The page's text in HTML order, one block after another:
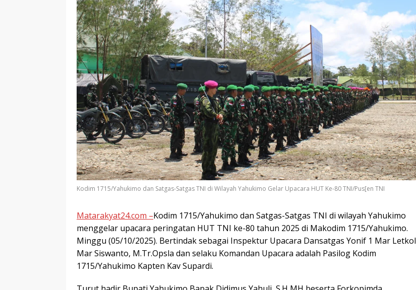
Kodim 1715/Yahukimo dan Satgas-Satgas TNI di Wilayah Yahukimo Gelar Upacara HUT Ke-80 TNI/Pus[en TNI
Matarakyat24.com –Kodim 1715/Yahukimo dan Satgas-Satgas TNI di wilayah Yahukimo
menggelar upacara peringatan HUT TNI ke-80 tahun 2025 di Makodim 1715/Yahukimo.
Minggu (05/10/2025). Bertindak sebagai Inspektur Upacara Dansatgas Yonif 1 Mar Letkol
Mar Siswanto, M.Tr.Opsla dan selaku Komandan Upacara adalah Pasilog Kodim
1715/Yahukimo Kapten Kav Supardi.